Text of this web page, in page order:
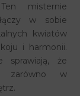
misternie
w sobie
kwiatów
i harmonii.
sprawiają, że
zarówno w